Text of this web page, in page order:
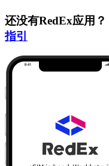
还没有RedEx应用？
指引